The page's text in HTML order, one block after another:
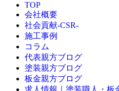
TOP
会社概要
社会貢献-CSR-
施工事例
コラム
代表親方ブログ
塗装親方ブログ
板金親方ブログ